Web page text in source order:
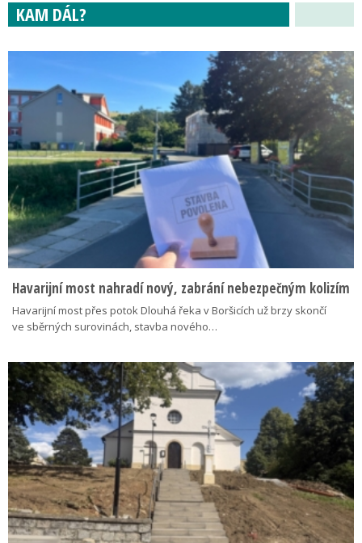
KAM DÁL?
Havarijní most nahradí nový, zabrání nebezpečným kolizím
Havarijní most přes potok Dlouhá řeka v Boršicích už brzy skončí
ve sběrných surovinách, stavba nového…